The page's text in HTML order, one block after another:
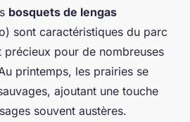
bosquets de lengas
sont caractéristiques du parc
pour de nombreuses
printemps, les prairies se
ajoutant une touche
souvent austères.